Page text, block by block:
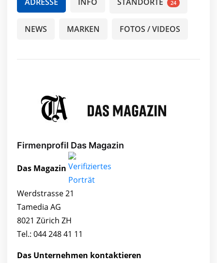
ADRESSE INFO STANDORTE 24
NEWS MARKEN FOTOS / VIDEOS
Firmenprofil Das Magazin
Das Magazin
Werdstrasse 21
Tamedia AG
8021 Zürich ZH
Tel.: 044 248 41 11
Das Unternehmen kontaktieren